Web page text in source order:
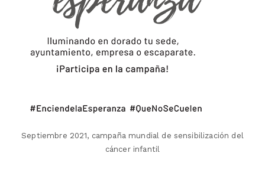
Septiembre 2021, campaña mundial de sensibilización del
cáncer infantil